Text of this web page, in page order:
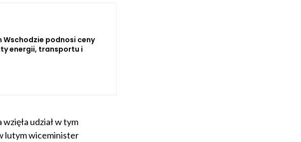
Wschodzie podnosi ceny
energii, transportu i
udział w tym
lutym wiceminister